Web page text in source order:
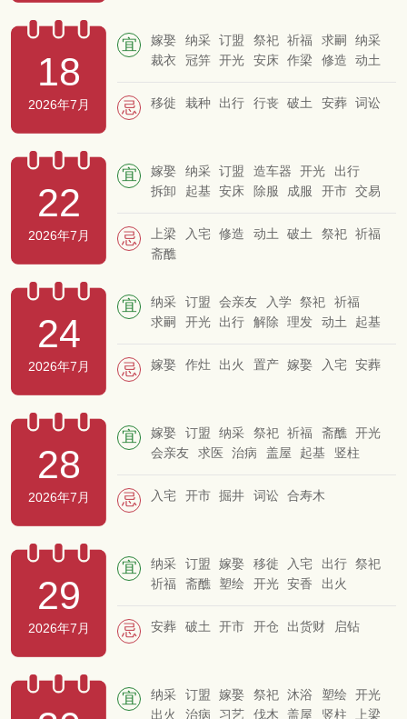
18
2026年7月
宜 嫁娶 纳采 订盟 祭祀 祈福 求嗣
纳采
裁衣
冠笄 开光 安床 作梁 修造
动土
忌 移徙 栽种 出行 行丧 破土 安葬 词讼
22
2026年7月
宜 嫁娶 纳采 订盟 造车器 开光
出行
拆卸
起基 安床 除服 成服 开市 交易
忌 上梁 入宅 修造 动土 破土 祭祀 祈福
斋醮
24
2026年7月
宜 纳采 订盟 会亲友 入学 祭祀
祈福
求嗣
开光 出行 解除 理发 动土
起基
牧养
忌 嫁娶 作灶 出火 置产 嫁娶 入宅 安葬
28
2026年7月
宜 嫁娶 订盟 纳采 祭祀 祈福 斋醮 开光
会亲友
求医 治病 盖屋 起基
竖柱
安葬
除服 成服
忌 入宅 开市 掘井 词讼 合寿木
29
2026年7月
宜 纳采 订盟 嫁娶 移徙 入宅 出行 祭祀
祈福
斋醮 塑绘 开光 安香
出火
盖屋
起基 栽种 牧养 纳畜
忌 安葬 破土 开市 开仓 出货财 启钻
宜 纳采 订盟 嫁娶 祭祀 沐浴 塑绘
开光
出火
治病 习艺 伐木 盖屋 竖柱 上梁